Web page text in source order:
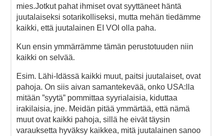
mies.Jotkut pahat ihmiset ovat syyttäneet häntä
juutalaiseksi sotarikolliseksi, mutta mehän tiedämme
kaikki, että juutalainen EI VOI olla paha.
Kun ensin ymmärrämme tämän perustotuuden niin
kaikki on selvää.
Esim. Lähi-Idässä kaikki muut, paitsi juutalaiset, ovat
pahoja. On siis aivan samantekevää, onko USA:lla
mitään ”syytä” pommittaa syyrialaisia, kiduttaa
irakilaisia, jne. Meidän pitää ymmärtää, että nämä
muut ovat kaikki pahoja, sillä he eivät täysin
varauksetta hyväksy kaikkea, mitä juutalainen sanoo